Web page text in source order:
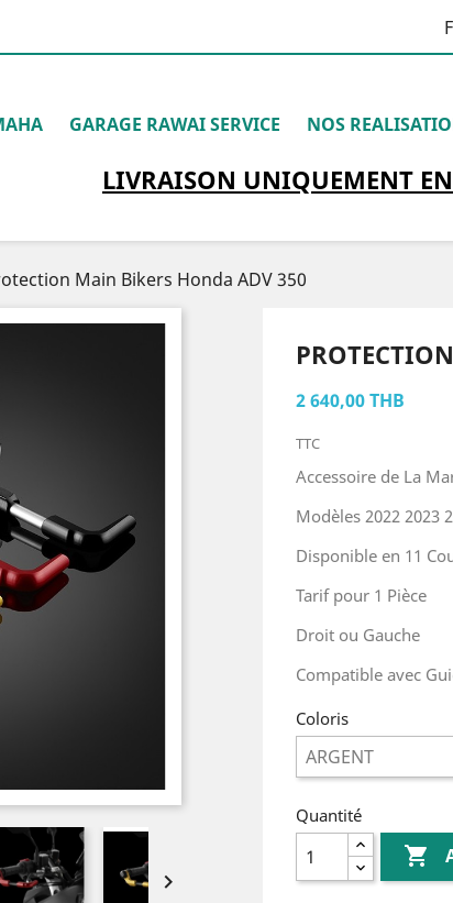
GARAGE RAWAI SERVICE NOS
LIVRAISON UNIQUEMENT
Main Bikers Honda ADV 350

2 640,00 THB
TTC
Accessoire de La
Modèles 2022 2023
Disponible en 11
Tarif pour 1 Pièce
Droit ou Gauche
Compatible avec
Coloris
Quantité
